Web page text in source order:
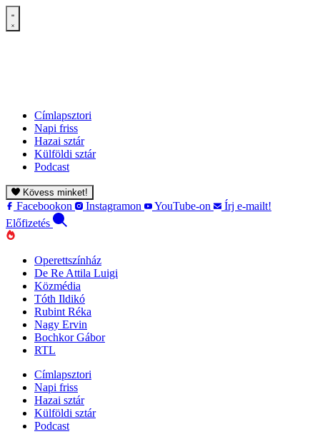
Címlapsztori
Napi friss
Hazai sztár
Külföldi sztár
Podcast
Kövess minket!
Facebookon Instagramon YouTube-on
Írj e-mailt!
Előfizetés
Operettszínház
De Re Attila Luigi
Közmédia
Tóth Ildikó
Rubint Réka
Nagy Ervin
Bochkor Gábor
RTL
Címlapsztori
Napi friss
Hazai sztár
Külföldi sztár
Podcast